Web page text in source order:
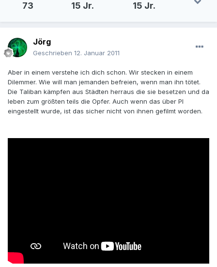
73 15 Jr. 15 Jr.
Jörg
Geschrieben 12. Januar 2011
Aber in einem verstehe ich dich schon. Wir stecken in einem
Dilemmer. Wie will man jemanden befreien, wenn man ihn tötet.
Die Taliban kämpfen aus Städten herraus die sie besetzen und da
leben zum größten teils die Opfer. Auch wenn das über PI
eingestellt wurde, ist das sicher nicht von ihnen gefilmt worden.